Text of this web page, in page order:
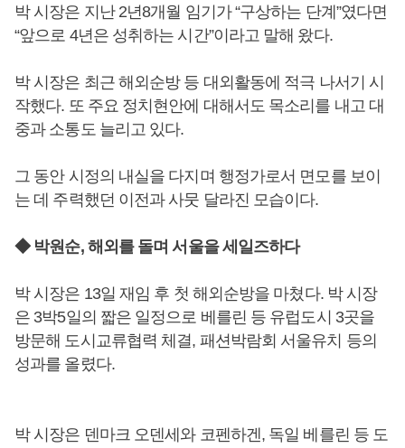
박 시장은 지난 2년8개월 임기가 “구상하는 단계”였다면
“앞으로 4년은 성취하는 시간”이라고 말해 왔다.
박 시장은 최근 해외순방 등 대외활동에 적극 나서기 시
작했다. 또 주요 정치현안에 대해서도 목소리를 내고 대
중과 소통도 늘리고 있다.
그 동안 시정의 내실을 다지며 행정가로서 면모를 보이
는 데 주력했던 이전과 사뭇 달라진 모습이다.
◆ 박원순, 해외를 돌며 서울을 세일즈하다
박 시장은 13일 재임 후 첫 해외순방을 마쳤다. 박 시장
은 3박5일의 짧은 일정으로 베를린 등 유럽도시 3곳을
방문해 도시교류협력 체결, 패션박람회 서울유치 등의
성과를 올렸다.
박 시장은 덴마크 오덴세와 코펜하겐, 독일 베를린 등 도